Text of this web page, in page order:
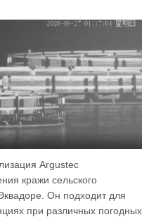
Argustec
кражи сельского
Он подходит для
при различных погодных